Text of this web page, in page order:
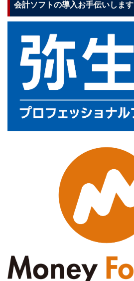
会計ソフトの導入お手伝いします